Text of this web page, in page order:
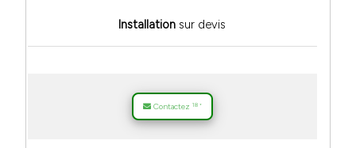
Installation sur devis
Contactez 18 *